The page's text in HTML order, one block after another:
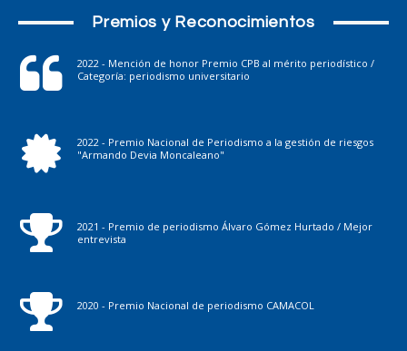
Premios y Reconocimientos
2022 - Mención de honor Premio CPB al mérito periodístico /
Categoría: periodismo universitario
2022 - Premio Nacional de Periodismo a la gestión de riesgos
"Armando Devia Moncaleano"
2021 - Premio de periodismo Álvaro Gómez Hurtado / Mejor
entrevista
2020 - Premio Nacional de periodismo CAMACOL